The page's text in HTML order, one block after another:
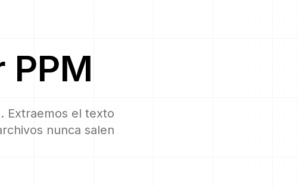
PPM
Extraemos el texto
nunca salen